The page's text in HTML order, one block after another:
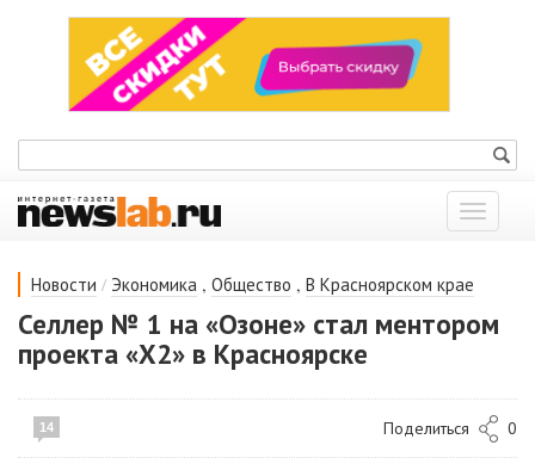
Показать
меню
Новости / Экономика , Общество , В Красноярском крае
Селлер № 1 на «Озоне» стал ментором
проекта «Х2» в Красноярске
14 Поделиться 0